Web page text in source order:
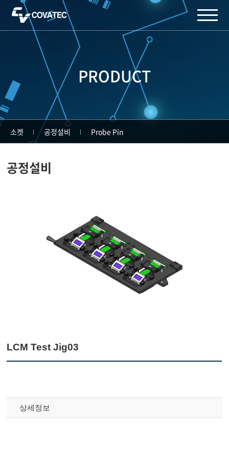
주메뉴 바로가기
컨텐츠 바로가기
PRODUCT
소켓 공정설비 Probe Pin
공정설비
LCM Test Jig03
상세정보